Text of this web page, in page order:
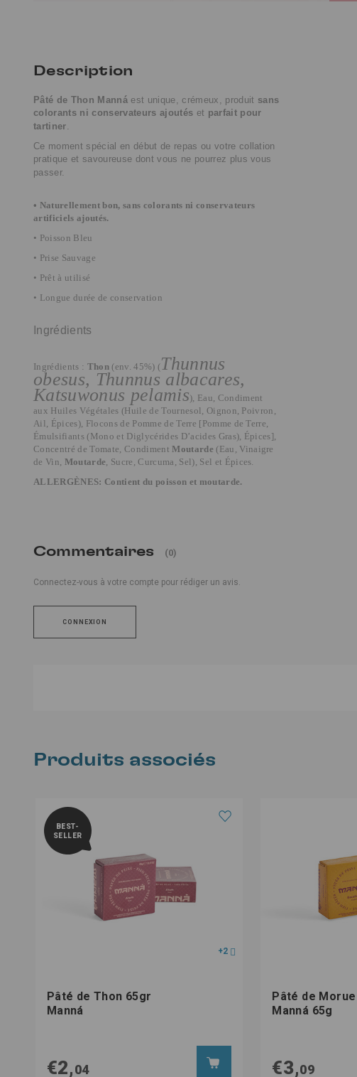
Description
Pâté de Thon Mannáest unique, crémeux, produit sans
colorants ni conservateurs ajoutés et parfait pour
tartiner.
Ce moment spécial en début de repas ou votre collation
pratique et savoureuse dont vous ne pourrez plus vous
passer.
• Naturellement bon, sans colorants ni conservateurs
artificiels ajoutés.
• Poisson Bleu
• Prise Sauvage
• Prêt à utilisé
• Longue durée de conservation
Ingrédients
Ingrédients : Thon(env. 45%) (Thunnus
obesus, Thunnus albacares,
Katsuwonus pelamis), Eau, Condiment
aux Huiles Végétales (Huile de Tournesol, Oignon, Poivron,
Ail, Épices), Flocons de Pomme de Terre [Pomme de Terre,
Émulsifiants (Mono et Diglycérides D’acides Gras), Épices],
Concentré de Tomate, Condiment Moutarde (Eau, Vinaigre
de Vin, Moutarde, Sucre, Curcuma, Sel), Sel et Épices.
ALLERGÈNES: Contient du poisson et moutarde.
Commentaires (0)
Connectez-vous à votre compte pour rédiger un avis.
CONNEXION
Produits associés
BEST-
SELLER
+2
Pâté de Thon 65gr
Manná
€2,04
Pâté de Morue
Manná 65g
€3,09